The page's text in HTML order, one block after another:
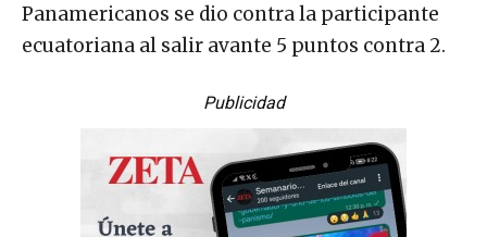
Panamericanos se dio contra la participante
ecuatoriana al salir avante 5 puntos contra 2.
Publicidad